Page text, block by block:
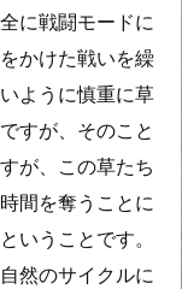
に戦闘モードに
かけた戦いを繰
ように慎重に草
すが、そのこと
が、この草たち
間を奪うことに
いうことです。
然のサイクルに